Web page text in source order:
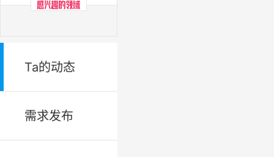


Ta的动态
需求发布